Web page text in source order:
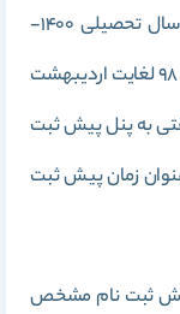
در سایت اصلی دبیرستان انرژی اتمی برای سال تحصیلی 1400-
1399 نوشته شده است که: «از 25 بهمن ماه 98 لغایت اردیبهشت
وقتی به پنل پیش ثبت
تاریخ 23 بهمن به عنوان زمان پیش ثبت
1401-1400 زمان پیش ثبت نام مشخص